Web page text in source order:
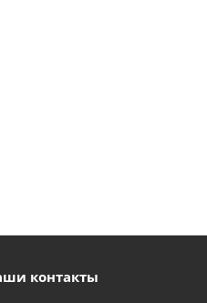
контакты